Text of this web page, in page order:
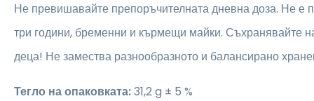
Не превишавайте препоръчителната дневна доза. Не е
три години, бременни и кърмещи майки. Съхранявайте
деца! Не замества разнообразното и балансирано
Тегло на опаковката:31,2 g ± 5 %